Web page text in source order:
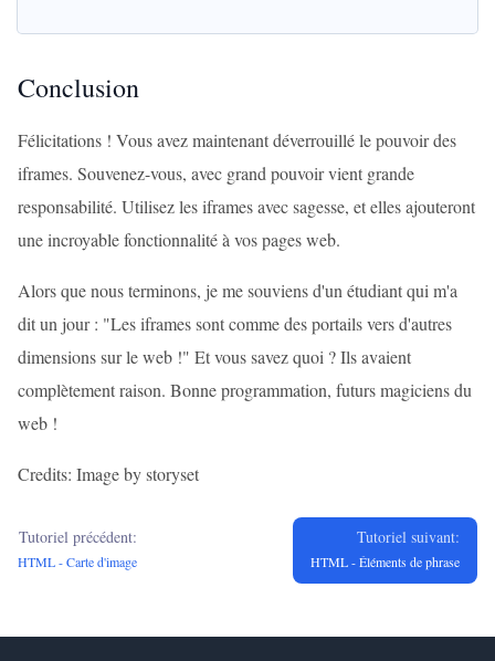
Conclusion
Félicitations ! Vous avez maintenant déverrouillé le pouvoir des
iframes. Souvenez-vous, avec grand pouvoir vient grande
responsabilité. Utilisez les iframes avec sagesse, et elles ajouteront
une incroyable fonctionnalité à vos pages web.
Alors que nous terminons, je me souviens d'un étudiant qui m'a
dit un jour : "Les iframes sont comme des portails vers d'autres
dimensions sur le web !" Et vous savez quoi ? Ils avaient
complètement raison. Bonne programmation, futurs magiciens du
web !
Credits: Image by storyset
Tutoriel précédent:
HTML - Carte d'image
Tutoriel suivant:
HTML - Éléments de phrase